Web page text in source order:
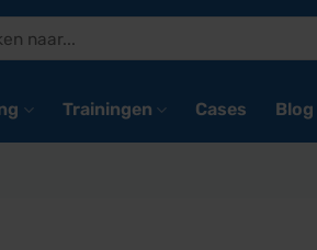
Trainingen Cases Blog